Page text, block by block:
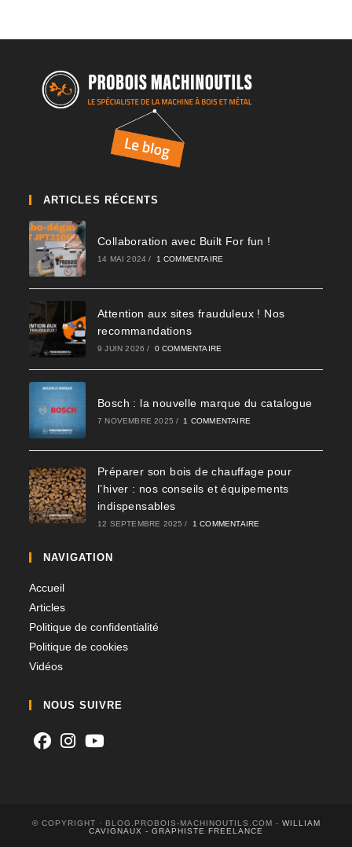
ARTICLES RÉCENTS
Collaboration avec Built For fun !
14 MAI 2024 / 1 COMMENTAIRE
Attention aux sites frauduleux ! Nos
recommandations
9 JUIN 2026 / 0 COMMENTAIRE
Bosch : la nouvelle marque du catalogue
7 NOVEMBRE 2025 / 1 COMMENTAIRE
Préparer son bois de chauffage pour
l’hiver : nos conseils et équipements
indispensables​
12 SEPTEMBRE 2025 / 1 COMMENTAIRE
NAVIGATION
Accueil
Articles
Politique de confidentialité
Politique de cookies
Vidéos
NOUS SUIVRE
© COPYRIGHT · BLOG.PROBOIS-MACHINOUTILS.COM - WILLIAM
CAVIGNAUX - GRAPHISTE FREELANCE